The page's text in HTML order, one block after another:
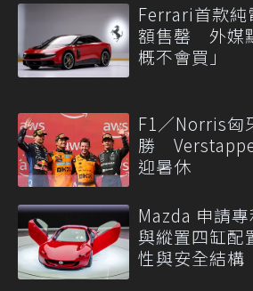
Ferrari首款純
額售罄 外媒
概不會買」
F1／Norris匈
勝
迎暑休
Mazda 申請
與縱置四缸配
性與安全結構